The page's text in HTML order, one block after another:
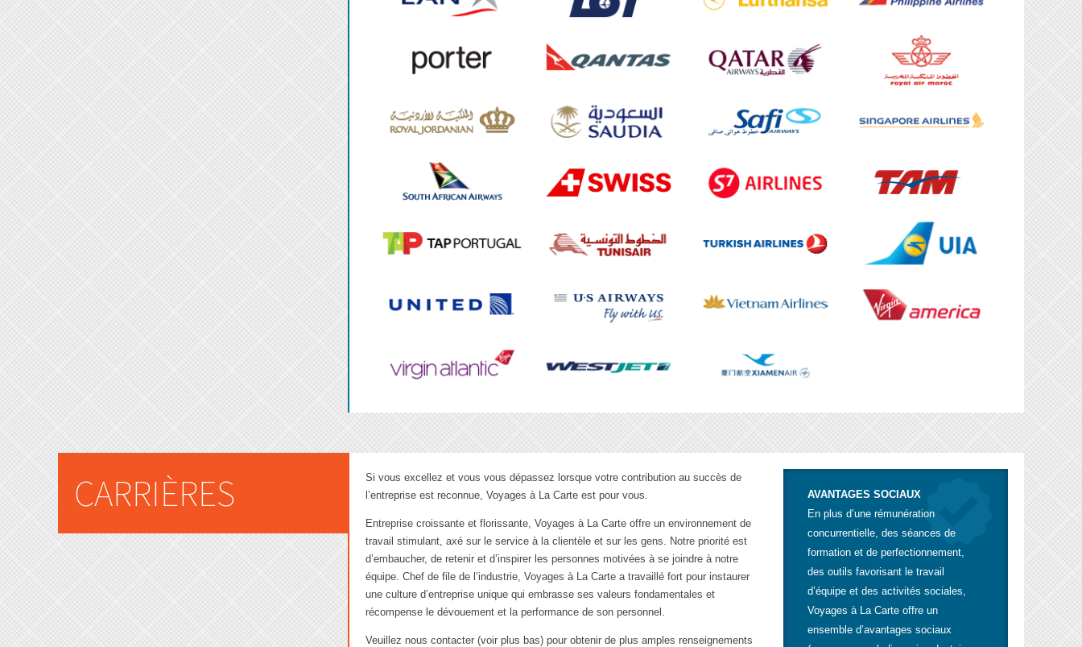
CARRIÈRES
Si vous excellez et vous vous dépassez lorsque votre contribution au succès de
l’entreprise est reconnue, Voyages à La Carte est pour vous.
Entreprise croissante et florissante, Voyages à La Carte offre un environnement de
travail stimulant, axé sur le service à la clientèle et sur les gens. Notre priorité est
d’embaucher, de retenir et d’inspirer les personnes motivées à se joindre à notre
équipe. Chef de file de l’industrie, Voyages à La Carte a travaillé fort pour instaurer
une culture d’entreprise unique qui embrasse ses valeurs fondamentales et
récompense le dévouement et la performance de son personnel.
Veuillez nous contacter (voir plus bas) pour obtenir de plus amples renseignements
AVANTAGES SOCIAUX
En plus d’une rémunération
concurrentielle, des séances de
formation et de perfectionnement,
des outils favorisant le travail
d’équipe et des activités sociales,
Voyages à La Carte offre un
ensemble d’avantages sociaux